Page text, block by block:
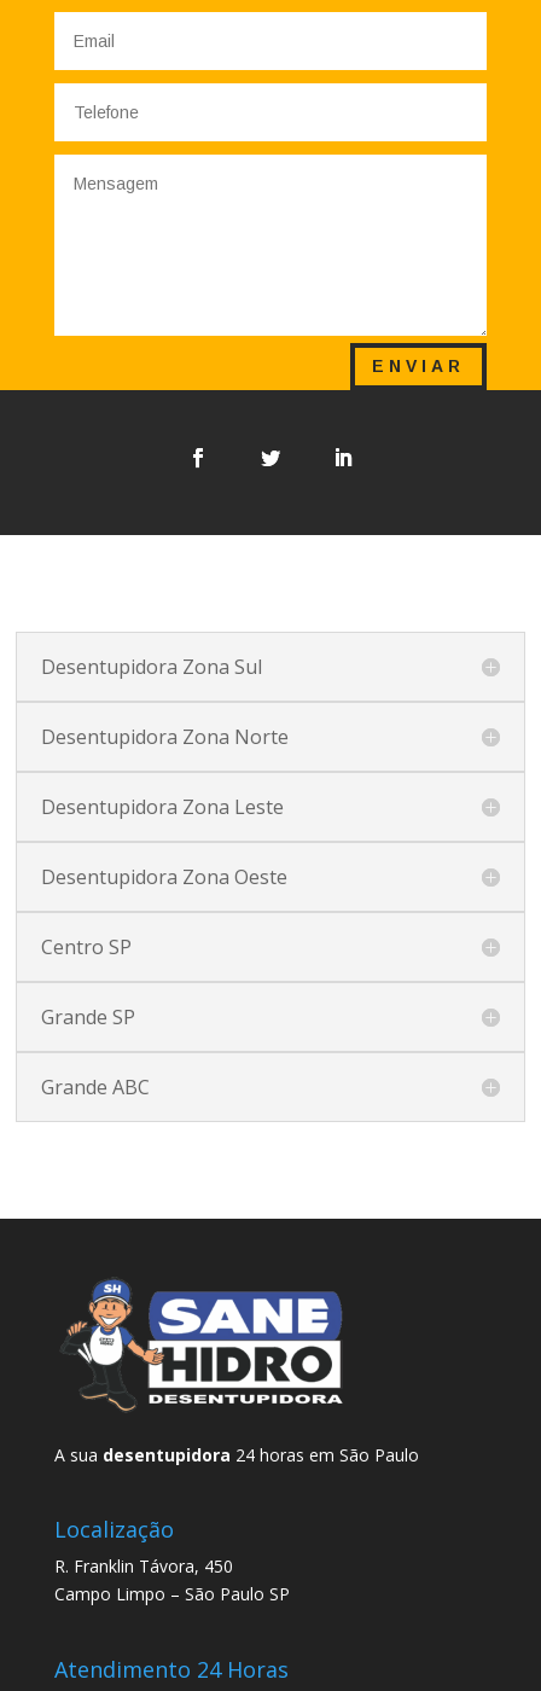
ENVIAR
Desentupidora Zona Sul
Desentupidora Zona Norte
Desentupidora Zona Leste
Desentupidora Zona Oeste
Centro SP
Grande SP
Grande ABC
A sua desentupidora 24 horas em São Paulo
Localização
R. Franklin Távora, 450
Campo Limpo – São Paulo SP
Atendimento 24 Horas